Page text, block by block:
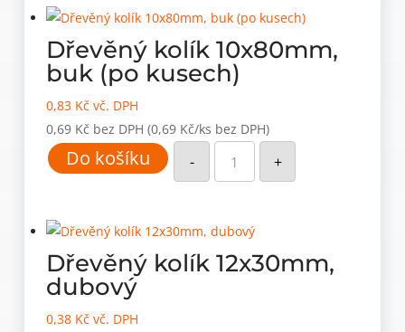
množství
Dřevěný kolík 10x80mm,
buk (po kusech)
0,83 Kč vč. DPH
0,69 Kč bez DPH (0,69 Kč/ks bez DPH)
Do košíku -
Dřevěný
kolík
10x80mm,
buk
množství
+
Dřevěný kolík 12x30mm,
dubový
0,38 Kč vč. DPH